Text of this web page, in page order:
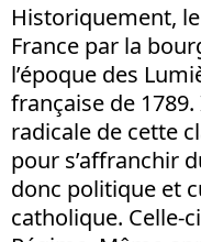
Historiquement,
France par la
l’époque des
française de 1789.
radicale de cette
pour s’affranchir
donc politique et
catholique. Celle-